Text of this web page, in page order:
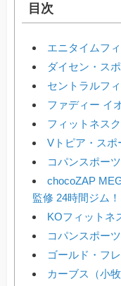
目次
エニタイムフ
ダイセン・ス
セントラルフ
ファディー イ
フィットネス
Vトピア・ス
コパンスポー
chocoZAP
監修 24時間ジム！
KOフィットネ
コパンスポー
ゴールド・フ
カーブス（小